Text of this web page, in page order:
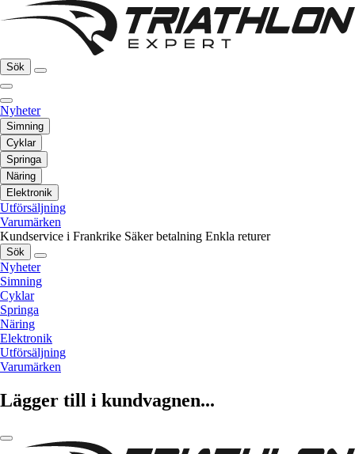
Sök
Nyheter
Simning
Cyklar
Springa
Näring
Elektronik
Utförsäljning
Varumärken
Kundservice i Frankrike Säker betalning Enkla returer
Sök
Nyheter
Simning
Cyklar
Springa
Näring
Elektronik
Utförsäljning
Varumärken
Lägger till i kundvagnen...